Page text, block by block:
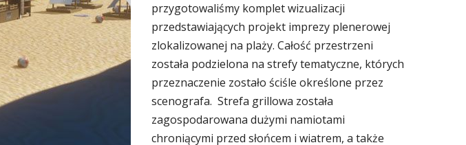
przygotowaliśmy komplet wizualizacji
przedstawiających projekt imprezy plenerowej
zlokalizowanej na plaży. Całość przestrzeni
została podzielona na strefy tematyczne, których
przeznaczenie zostało ściśle określone przez
scenografa. Strefa grillowa została
zagospodarowana dużymi namiotami
chroniącymi przed słońcem i wiatrem, a także